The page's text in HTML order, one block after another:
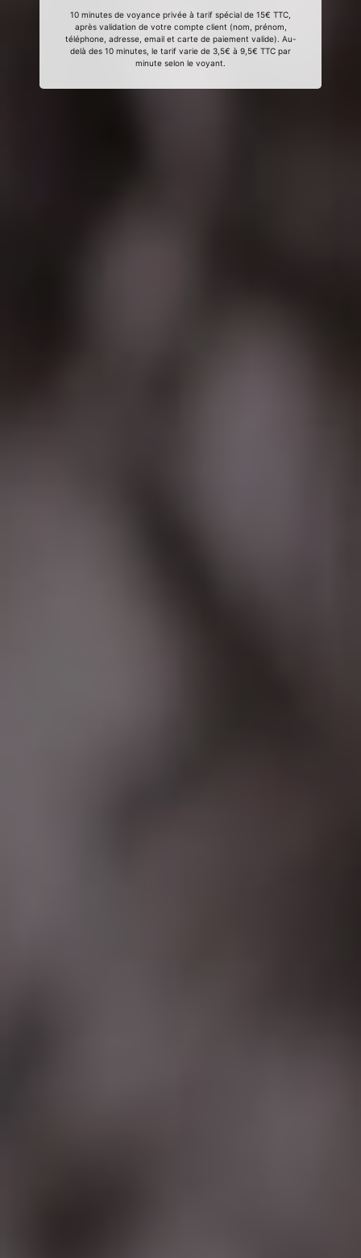
10 minutes de voyance privée à tarif spécial de 15€ TTC,
après validation de votre compte client (nom, prénom,
téléphone, adresse, email et carte de paiement valide). Au-
delà des 10 minutes, le tarif varie de 3,5€ à 9,5€ TTC par
minute selon le voyant.